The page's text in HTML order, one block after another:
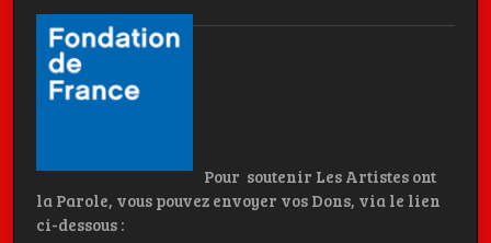
Pour soutenir Les Artistes ont
la Parole, vous pouvez envoyer vos Dons, via le lien
ci-dessous :